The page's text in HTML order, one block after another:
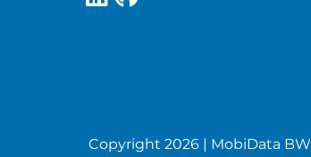
Copyright 2026 | MobiData BW